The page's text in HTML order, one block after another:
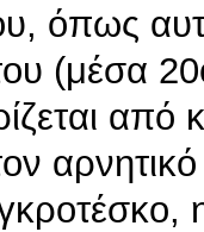
όπως
(μέσα